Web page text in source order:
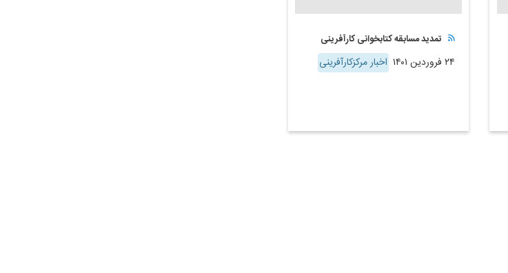
تمدید مسابقه کتابخوانی کارآفرینی
۲۴ فروردین ۱۴۰۱ اخبار مرکزکارآفرینی